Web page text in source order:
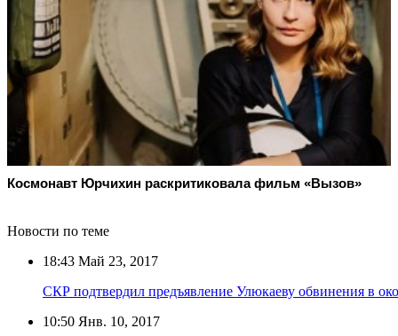
Космонавт Юрчихин раскритиковала фильм «Вызов»
Новости по теме
18:43 Май 23, 2017
СКР подтвердил предъявление Улюкаеву обвинения в
10:50 Янв. 10, 2017